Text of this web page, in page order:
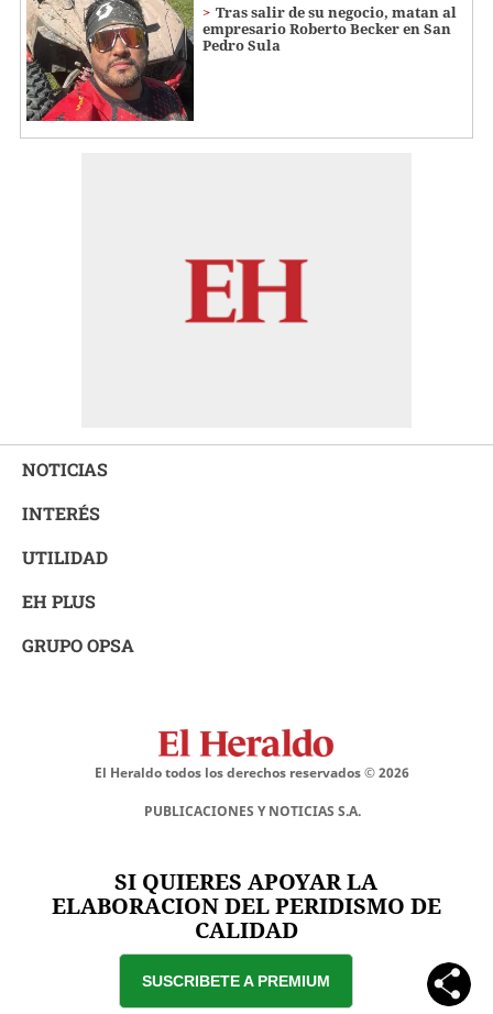
Tras salir de su negocio, matan al
empresario Roberto Becker en San
Pedro Sula
NOTICIAS
INTERÉS
UTILIDAD
EH PLUS
GRUPO OPSA
El Heraldo todos los derechos reservados ©2026
PUBLICACIONES Y NOTICIAS S.A.
SI QUIERES APOYAR LA
ELABORACION DEL PERIDISMO DE
CALIDAD
SUSCRIBETE A PREMIUM